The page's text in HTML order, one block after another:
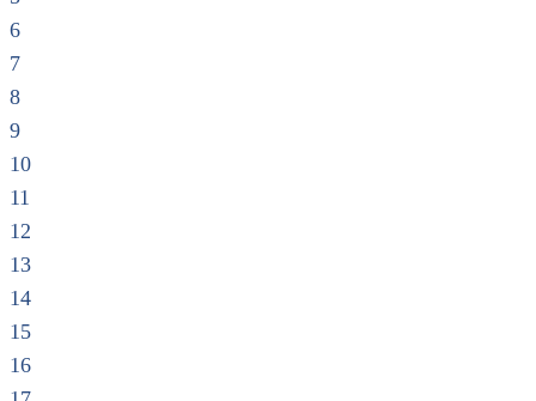
6
7
8
9
10
11
12
13
14
15
16